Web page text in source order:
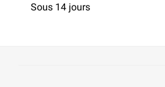
Sous 14 jours